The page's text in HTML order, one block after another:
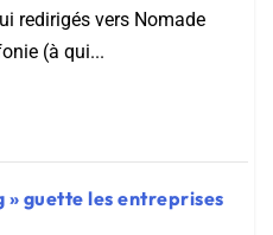
redirigés vers Nomade
(à qui...
» guette les entreprises